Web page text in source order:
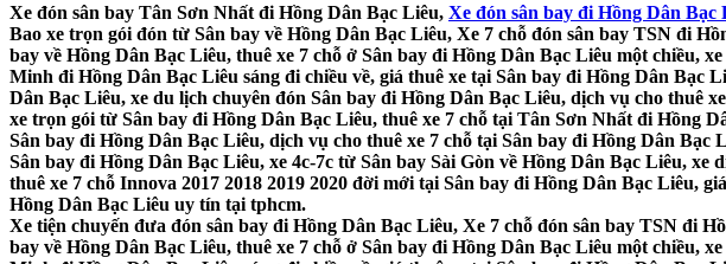
Xe đón sân bay Tân Sơn Nhất đi Hồng Dân Bạc Liêu, Xe đón sân bay đi Hồng Dân Bạc
Bao xe trọn gói đón từ Sân bay về Hồng Dân Bạc Liêu, Xe 7 chỗ đón sân bay TSN đi
bay về Hồng Dân Bạc Liêu, thuê xe 7 chỗ ở Sân bay đi Hồng Dân Bạc Liêu một chiều,
Minh đi Hồng Dân Bạc Liêu sáng đi chiều về, giá thuê xe tại Sân bay đi Hồng Dân Bạc
Dân Bạc Liêu, xe du lịch chuyên đón Sân bay đi Hồng Dân Bạc Liêu, dịch vụ cho thuê
xe trọn gói từ Sân bay đi Hồng Dân Bạc Liêu, thuê xe 7 chỗ tại Tân Sơn Nhất đi Hồng
Sân bay đi Hồng Dân Bạc Liêu, dịch vụ cho thuê xe 7 chỗ tại Sân bay đi Hồng Dân
Sân bay đi Hồng Dân Bạc Liêu, xe 4c-7c từ Sân bay Sài Gòn về Hồng Dân Bạc Liêu,
thuê xe 7 chỗ Innova 2017 2018 2019 2020 đời mới tại Sân bay đi Hồng Dân Bạc Liêu,
Hồng Dân Bạc Liêu uy tín tại tphcm.
Xe tiện chuyến đưa đón sân bay đi Hồng Dân Bạc Liêu, Xe 7 chỗ đón sân bay TSN đi
bay về Hồng Dân Bạc Liêu, thuê xe 7 chỗ ở Sân bay đi Hồng Dân Bạc Liêu một chiều,